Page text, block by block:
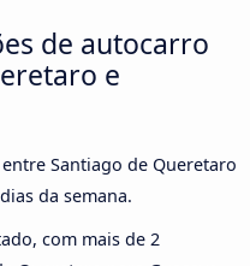
de autocarro
e
Santiago de Queretaro
da semana.
com mais de 2